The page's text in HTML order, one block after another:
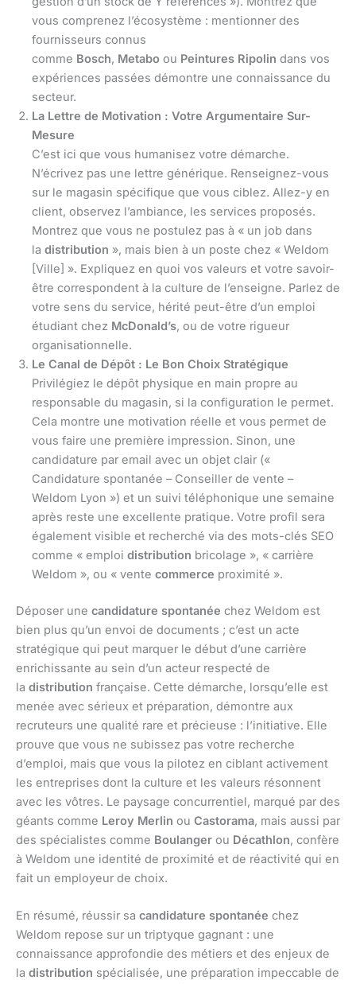
vous comprenez l’écosystème : mentionner des
fournisseurs connus
comme Bosch, Metabo ou Peintures Ripolin dans vos
expériences passées démontre une connaissance du
secteur.
La Lettre de Motivation : Votre Argumentaire Sur-
Mesure
C’est ici que vous humanisez votre démarche.
N’écrivez pas une lettre générique. Renseignez-vous
sur le magasin spécifique que vous ciblez. Allez-y en
client, observez l’ambiance, les services proposés.
Montrez que vous ne postulez pas à « un job dans
la distribution », mais bien à un poste chez « Weldom
[Ville] ». Expliquez en quoi vos valeurs et votre savoir-
être correspondent à la culture de l’enseigne. Parlez de
votre sens du service, hérité peut-être d’un emploi
étudiant chez McDonald’s, ou de votre rigueur
organisationnelle.
Le Canal de Dépôt : Le Bon Choix Stratégique
Privilégiez le dépôt physique en main propre au
responsable du magasin, si la configuration le permet.
Cela montre une motivation réelle et vous permet de
vous faire une première impression. Sinon, une
candidature par email avec un objet clair («
Candidature spontanée – Conseiller de vente –
Weldom Lyon ») et un suivi téléphonique une semaine
après reste une excellente pratique. Votre profil sera
également visible et recherché via des mots-clés SEO
comme « emploi distribution bricolage », « carrière
Weldom », ou « vente commerce proximité ».
Déposer une candidature spontanée chez Weldom est
bien plus qu’un envoi de documents ; c’est un acte
stratégique qui peut marquer le début d’une carrière
enrichissante au sein d’un acteur respecté de
la distribution française. Cette démarche, lorsqu’elle est
menée avec sérieux et préparation, démontre aux
recruteurs une qualité rare et précieuse : l’initiative. Elle
prouve que vous ne subissez pas votre recherche
d’emploi, mais que vous la pilotez en ciblant activement
les entreprises dont la culture et les valeurs résonnent
avec les vôtres. Le paysage concurrentiel, marqué par des
géants comme Leroy Merlin ou Castorama, mais aussi par
des spécialistes comme Boulanger ou Décathlon, confère
à Weldom une identité de proximité et de réactivité qui en
fait un employeur de choix.
En résumé, réussir sa candidature spontanée chez
Weldom repose sur un triptyque gagnant : une
connaissance approfondie des métiers et des enjeux de
la distribution spécialisée, une préparation impeccable de